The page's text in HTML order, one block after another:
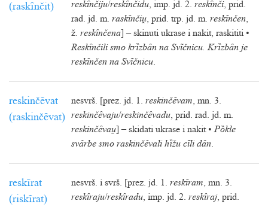
(raskȋnčit)
reskȋnčiju/reskȋnčidu, imp. jd. 2. reskȋnči, prid.
rad. jd. m. raskȋnči, prid. trp. jd. m. reskȋnčen,
ž. reskȋnčena ] – skinuti ukrase i nakit, raskititi •
Reskȋnčili smo krȉzbȃn na Svĩčnicu. Krȉzbȃn je
reskȋnčen na Svĩčnicu.
reskinčȇvat
(raskinčȇvat)
nesvrš. [prez. jd. 1. reskinčȇvam, mn. 3.
reskinčȇvaju/reskinčȇvadu, prid. rad. jd. m.
reskinčȇva ] – skidati ukrase i nakit •Pȍkle
svȃrbe smo raskinčȇvali hȉžu cĩli dȃn.
reskȋrat
(riskȋrat)
nesvrš. i svrš. [prez. jd. 1. reskȋram, mn. 3.
reskȋraju/reskȋradu, imp. jd. 2. reskȋraj, prid.